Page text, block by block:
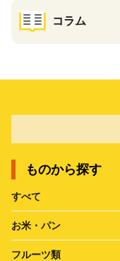
コラム
ものから探す
すべて
お米・パン
フルーツ類